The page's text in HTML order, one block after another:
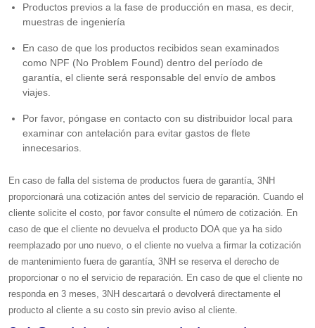
Productos previos a la fase de producción en masa, es decir,
muestras de ingeniería
En caso de que los productos recibidos sean examinados
como NPF (No Problem Found) dentro del período de
garantía, el cliente será responsable del envío de ambos
viajes.
Por favor, póngase en contacto con su distribuidor local para
examinar con antelación para evitar gastos de flete
innecesarios.
En caso de falla del sistema de productos fuera de garantía, 3NH
proporcionará una cotización antes del servicio de reparación. Cuando el
cliente solicite el costo, por favor consulte el número de cotización. En
caso de que el cliente no devuelva el producto DOA que ya ha sido
reemplazado por uno nuevo, o el cliente no vuelva a firmar la cotización
de mantenimiento fuera de garantía, 3NH se reserva el derecho de
proporcionar o no el servicio de reparación. En caso de que el cliente no
responda en 3 meses, 3NH descartará o devolverá directamente el
producto al cliente a su costo sin previo aviso al cliente.